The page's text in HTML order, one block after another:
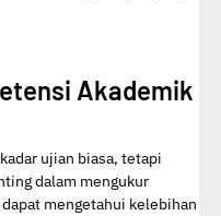
Akademik
ujian biasa, tetapi
dalam mengukur
mengetahui kelebihan